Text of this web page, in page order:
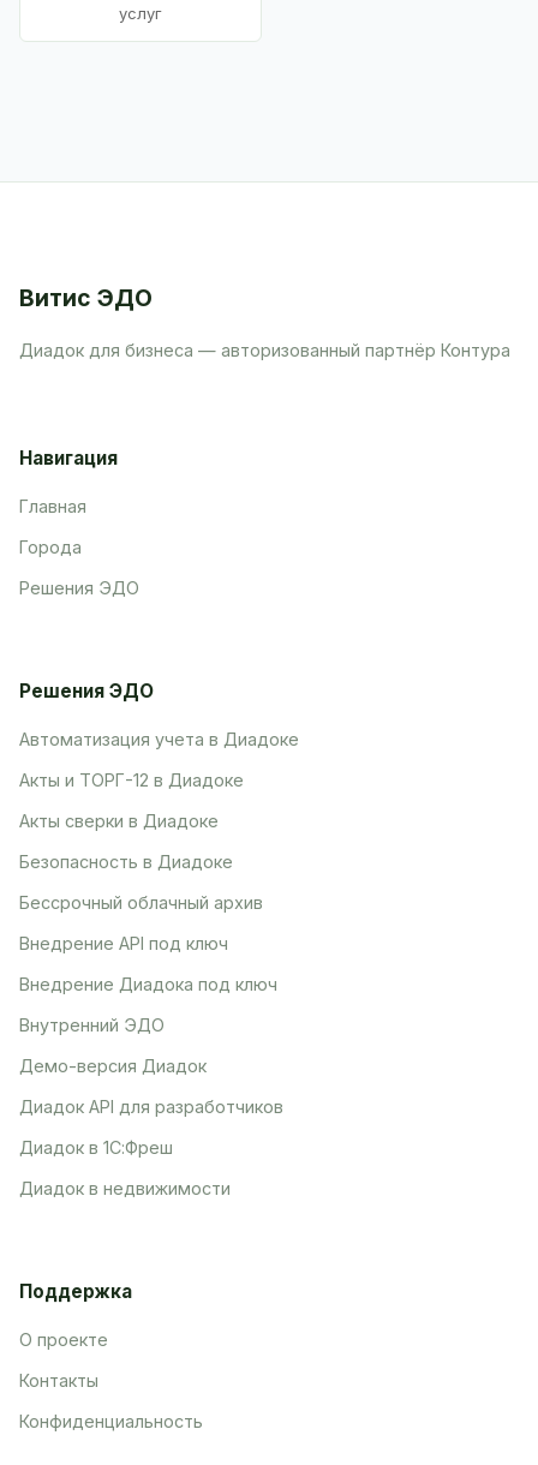
услуг
Витис ЭДО
Диадок для бизнеса — авторизованный партнёр Контура
Навигация
Главная
Города
Решения ЭДО
Решения ЭДО
Автоматизация учета в Диадоке
Акты и ТОРГ-12 в Диадоке
Акты сверки в Диадоке
Безопасность в Диадоке
Бессрочный облачный архив
Внедрение API под ключ
Внедрение Диадока под ключ
Внутренний ЭДО
Демо-версия Диадок
Диадок API для разработчиков
Диадок в 1С:Фреш
Диадок в недвижимости
Поддержка
О проекте
Контакты
Конфиденциальность